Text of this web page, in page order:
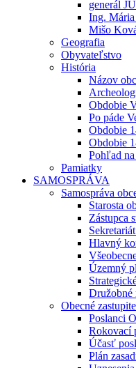
generál
Ing. Mária
Mišo
Geografia
Obyvateľstvo
História
Názov
Obdobie
Po páde
Obdobie
Obdobie
Pohľad
Pamiatky
SAMOSPRÁVA
Samospráva
Starosta
Zástupca
Hlavný
Územný
Družobné
Obecné
Poslanci
Rokovací
Účasť
Plán